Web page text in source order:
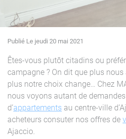
Publié Le jeudi 20 mai 2021
Êtes-vous plutôt citadins ou
campagne ? On dit que plus
plus notre choix change… Chez
nous voyons autant de
d’appartements au centre-ville
acheteurs consuter nos offres de
Ajaccio.